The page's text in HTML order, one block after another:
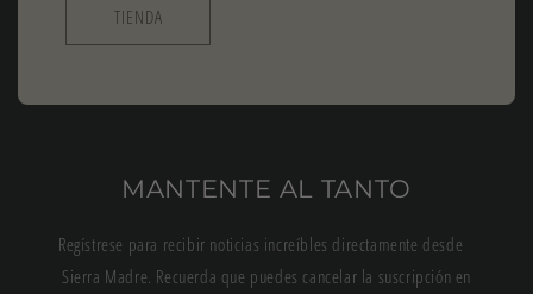
TIENDA
MANTENTE AL TANTO
Regístrese para recibir noticias increíbles directamente desde
Sierra Madre. Recuerda que puedes cancelar la suscripción en